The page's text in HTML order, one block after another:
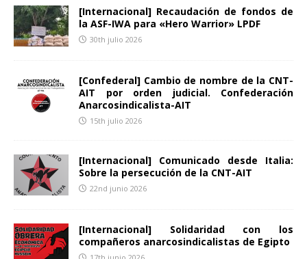
[Internacional] Recaudación de fondos de
la ASF-IWA para «Hero Warrior» LPDF
30th julio 2026
[Confederal] Cambio de nombre de la CNT-
AIT por orden judicial. Confederación
Anarcosindicalista-AIT
15th julio 2026
[Internacional] Comunicado desde Italia:
Sobre la persecución de la CNT-AIT
22nd junio 2026
[Internacional] Solidaridad con los
compañeros anarcosindicalistas de Egipto